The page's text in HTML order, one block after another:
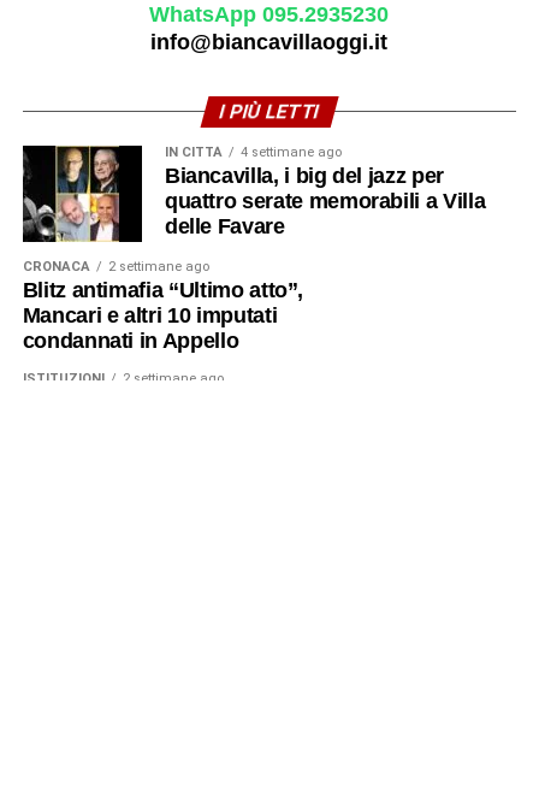
WhatsApp 095.2935230
info@biancavillaoggi.it
I PIÙ LETTI
IN CITTÀ 4 settimane ago
Biancavilla, i big del jazz per
quattro serate memorabili a Villa
delle Favare
CRONACA 2 settimane ago
Blitz antimafia “Ultimo atto”,
Mancari e altri 10 imputati
condannati in Appello
ISTITUZIONI 2 settimane ago